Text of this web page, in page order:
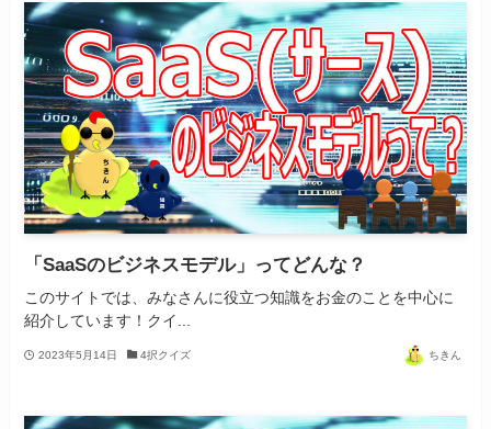
「SaaSのビジネスモデル」ってどんな？
このサイトでは、みなさんに役立つ知識をお金のことを中心に
紹介しています！クイ...
2023年5月14日 4択クイズ ちきん